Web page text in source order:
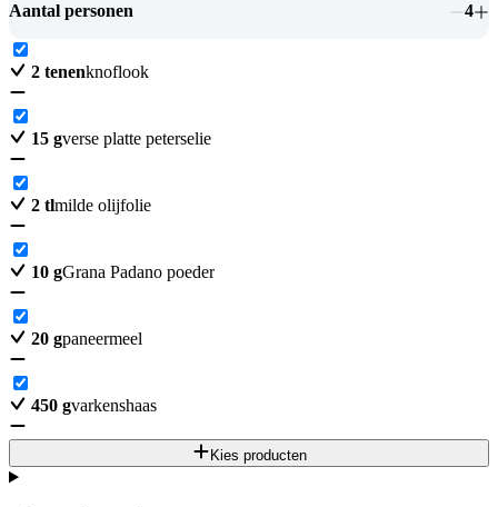
Aantal personen 4
2 tenenknoflook
15 gverse platte peterselie
2 tlmilde olijfolie
10 gGrana Padano poeder
20 gpaneermeel
450 gvarkenshaas
Kies producten